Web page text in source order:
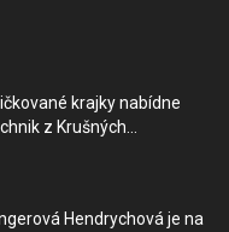
krajky nabídne
z Krušných...
Hendrychová je na